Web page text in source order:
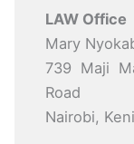
LAW Office
Mary
739 Maji
Road
Nairobi,